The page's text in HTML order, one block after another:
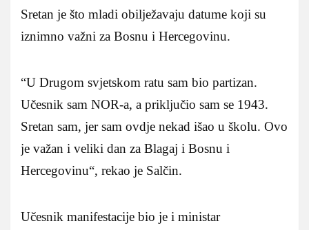
Sretan je što mladi obilježavaju datume koji su
iznimno važni za Bosnu i Hercegovinu.
“U Drugom svjetskom ratu sam bio partizan.
Učesnik sam NOR-a, a priključio sam se 1943.
Sretan sam, jer sam ovdje nekad išao u školu. Ovo
je važan i veliki dan za Blagaj i Bosnu i
Hercegovinu“, rekao je Salčin.
Učesnik manifestacije bio je i ministar